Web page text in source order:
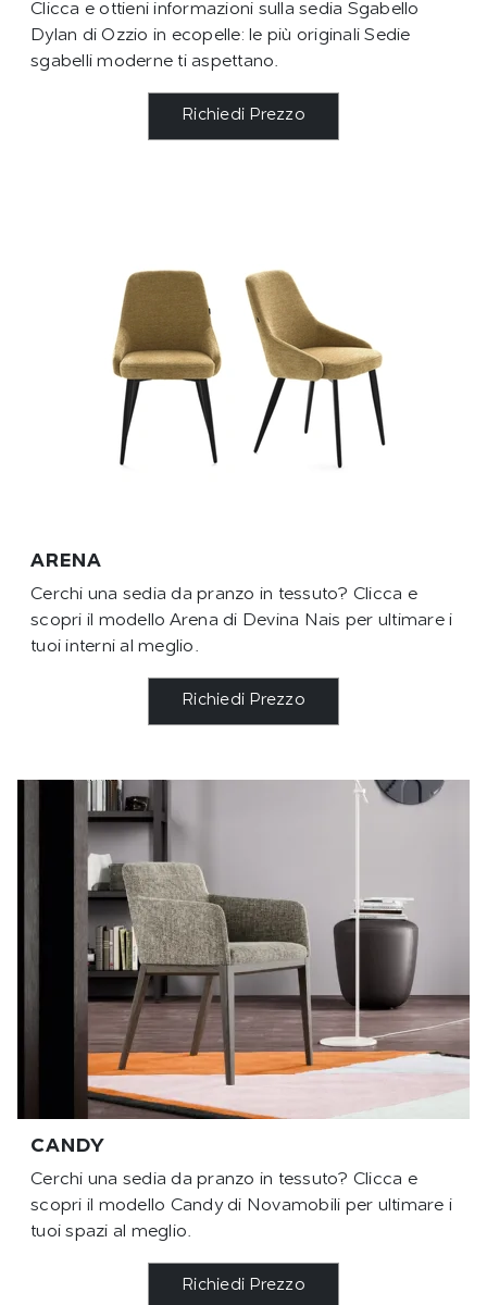
Clicca e ottieni informazioni sulla sedia Sgabello
Dylan di Ozzio in ecopelle: le più originali Sedie
sgabelli moderne ti aspettano.
Richiedi Prezzo
ARENA
Cerchi una sedia da pranzo in tessuto? Clicca e
scopri il modello Arena di Devina Nais per ultimare i
tuoi interni al meglio.
Richiedi Prezzo
CANDY
Cerchi una sedia da pranzo in tessuto? Clicca e
scopri il modello Candy di Novamobili per ultimare i
tuoi spazi al meglio.
Richiedi Prezzo